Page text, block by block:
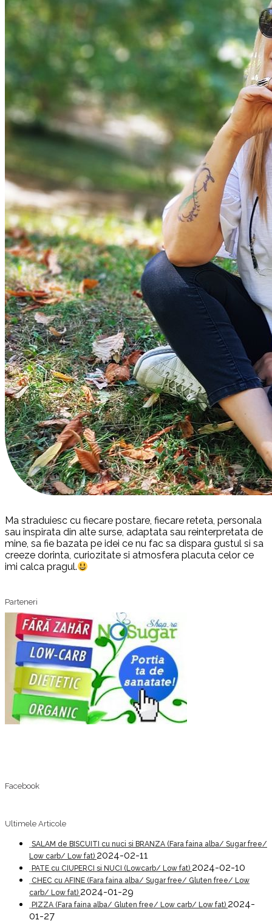
Ma straduiesc cu fiecare postare, fiecare reteta, personala
sau inspirata din alte surse, adaptata sau reinterpretata de
mine, sa fie bazata pe idei ce nu fac sa dispara gustul si sa
creeze dorinta, curiozitate si atmosfera placuta celor ce
imi calca pragul.
Parteneri
Facebook
Ultimele Articole
SALAM de BISCUITI cu nuci si BRANZA (Fara faina alba/ Sugar free/
Low carb/ Low fat) 2024-02-11
PATE cu CIUPERCI si NUCI (Lowcarb/ Low fat) 2024-02-10
CHEC cu AFINE (Fara faina alba/ Sugar free/ Gluten free/ Low
carb/ Low fat) 2024-01-29
PIZZA (Fara faina alba/ Gluten free/ Low carb/ Low fat) 2024-
01-27